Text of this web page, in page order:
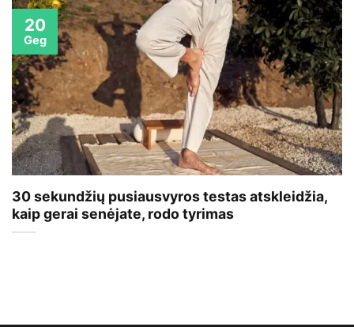
30 sekundžių pusiausvyros testas atskleidžia,
kaip gerai senėjate, rodo tyrimas
20
Geg